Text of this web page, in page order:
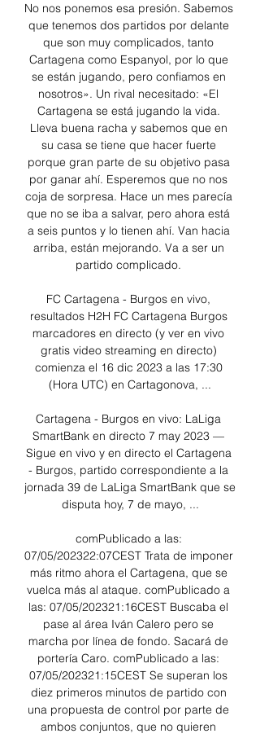
No nos ponemos esa presión. Sabemos
que tenemos dos partidos por delante
que son muy complicados, tanto
Cartagena como Espanyol, por lo que
se están jugando, pero confiamos en
nosotros». Un rival necesitado: «El
Cartagena se está jugando la vida.
Lleva buena racha y sabemos que en
su casa se tiene que hacer fuerte
porque gran parte de su objetivo pasa
por ganar ahí. Esperemos que no nos
coja de sorpresa. Hace un mes parecía
que no se iba a salvar, pero ahora está
a seis puntos y lo tienen ahí. Van hacia
arriba, están mejorando. Va a ser un
partido complicado.
FC Cartagena - Burgos en vivo,
resultados H2H FC Cartagena Burgos
marcadores en directo (y ver en vivo
gratis video streaming en directo)
comienza el 16 dic 2023 a las 17:30
(Hora UTC) en Cartagonova, ...
Cartagena - Burgos en vivo: LaLiga
SmartBank en directo 7 may 2023 —
Sigue en vivo y en directo el Cartagena
- Burgos, partido correspondiente a la
jornada 39 de LaLiga SmartBank que se
disputa hoy, 7 de mayo, ...
comPublicado a las:
07/05/202322:07CEST Trata de imponer
más ritmo ahora el Cartagena, que se
vuelca más al ataque. comPublicado a
las: 07/05/202321:16CEST Buscaba el
pase al área Iván Calero pero se
marcha por línea de fondo. Sacará de
portería Caro. comPublicado a las:
07/05/202321:15CEST Se superan los
diez primeros minutos de partido con
una propuesta de control por parte de
ambos conjuntos, que no quieren